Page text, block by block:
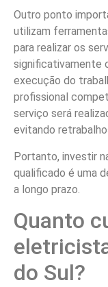
Outro ponto
utilizam
para realizar os
significativamente
execução do
profissional
serviço será
evitando
Portanto, investir
qualificado é uma
a longo prazo.
Quanto
do Sul?